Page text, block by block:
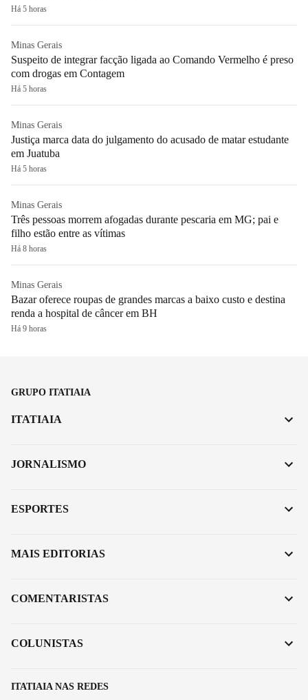
Há 5 horas
Minas Gerais
Suspeito de integrar facção ligada ao Comando Vermelho é preso
com drogas em Contagem
Há 5 horas
Minas Gerais
Justiça marca data do julgamento do acusado de matar estudante
em Juatuba
Há 5 horas
Minas Gerais
Três pessoas morrem afogadas durante pescaria em MG; pai e
filho estão entre as vítimas
Há 8 horas
Minas Gerais
Bazar oferece roupas de grandes marcas a baixo custo e destina
renda a hospital de câncer em BH
Há 9 horas
GRUPO ITATIAIA
ITATIAIA NAS REDES
ITATIAIA
JORNALISMO
ESPORTES
MAIS EDITORIAS
COMENTARISTAS
COLUNISTAS